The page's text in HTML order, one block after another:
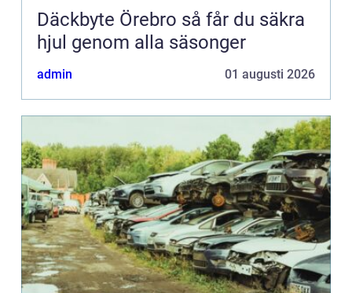
Däckbyte Örebro så får du säkra
hjul genom alla säsonger
admin 01 augusti 2026